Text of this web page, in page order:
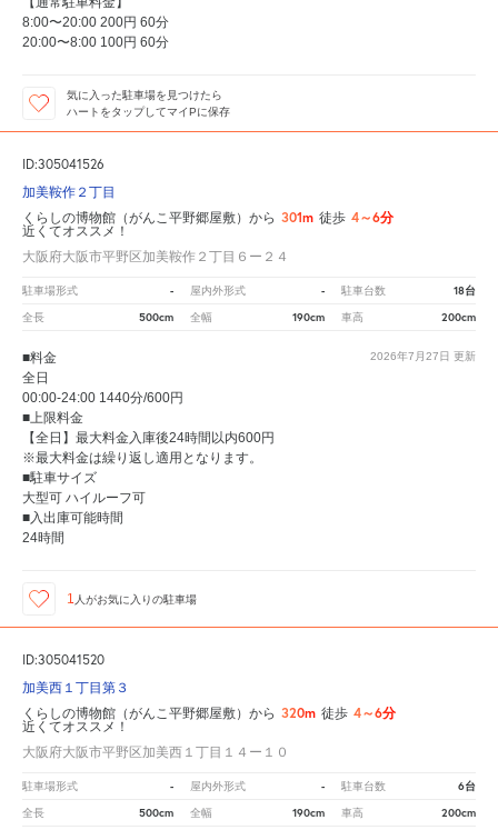
8:00〜20:00 200円 60分
20:00〜8:00 100円 60分
気に入った駐車場を見つけたら
ハートをタップしてマイPに保存
ID:305041526
加美鞍作２丁目
くらしの博物館（がんこ平野郷屋敷）から 301m 徒歩 4～6分
近くてオススメ！
大阪府大阪市平野区加美鞍作２丁目６ー２４
駐車場形式 - 屋内外形式 - 駐車台数 18台
全長 500cm 全幅 190cm 車高 200cm
2026年7月27日 更新
■料金
全日
00:00-24:00 1440分/600円
■上限料金
【全日】最大料金入庫後24時間以内600円
※最大料金は繰り返し適用となります。
■駐車サイズ
大型可 ハイルーフ可
■入出庫可能時間
24時間
1 人がお気に入りの駐車場
ID:305041520
加美西１丁目第３
くらしの博物館（がんこ平野郷屋敷）から 320m 徒歩 4～6分
近くてオススメ！
大阪府大阪市平野区加美西１丁目１４ー１０
駐車場形式 - 屋内外形式 - 駐車台数 6台
全長 500cm 全幅 190cm 車高 200cm